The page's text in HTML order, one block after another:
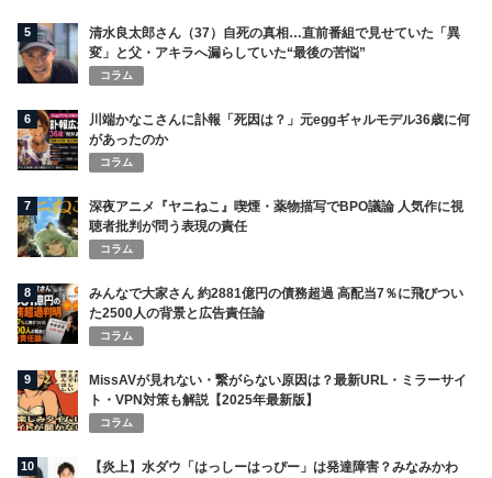
5
清水良太郎さん（37）自死の真相…直前番組で見せていた「異
変」と父・アキラへ漏らしていた“最後の苦悩”
コラム
6
川端かなこさんに訃報「死因は？」元eggギャルモデル36歳に何
があったのか
コラム
7
深夜アニメ『ヤニねこ』喫煙・薬物描写でBPO議論 人気作に視
聴者批判が問う表現の責任
コラム
8
みんなで大家さん 約2881億円の債務超過 高配当7％に飛びつい
た2500人の背景と広告責任論
コラム
9
MissAVが見れない・繋がらない原因は？最新URL・ミラーサイ
ト・VPN対策も解説【2025年最新版】
コラム
10
【炎上】水ダウ「はっしーはっぴー」は発達障害？みなみかわ